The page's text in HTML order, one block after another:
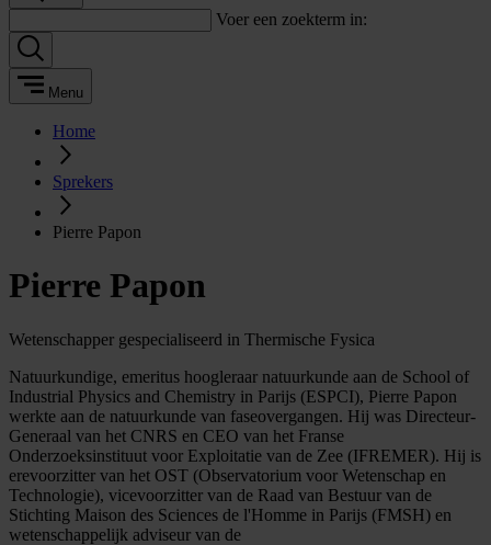
Voer een zoekterm in:
Menu
Home
Sprekers
Pierre Papon
Pierre Papon
Wetenschapper gespecialiseerd in Thermische Fysica
Natuurkundige, emeritus hoogleraar natuurkunde aan de School of
Industrial Physics and Chemistry in Parijs (ESPCI), Pierre Papon
werkte aan de natuurkunde van faseovergangen. Hij was Directeur-
Generaal van het CNRS en CEO van het Franse
Onderzoeksinstituut voor Exploitatie van de Zee (IFREMER). Hij is
erevoorzitter van het OST (Observatorium voor Wetenschap en
Technologie), vicevoorzitter van de Raad van Bestuur van de
Stichting Maison des Sciences de l'Homme in Parijs (FMSH) en
wetenschappelijk adviseur van de